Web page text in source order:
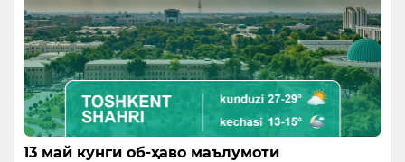
13 май кунги об-ҳаво маълумоти